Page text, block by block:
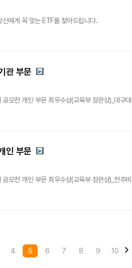
에게 꼭 맞는 ETF를 찾아드립니다.
관 부문
모전 개인 부문 최우수상(교육부 장관상)_대
인 부문
모전 개인 부문 최우수상(교육부 장관상)_전
4 5 6 7 8 9 10